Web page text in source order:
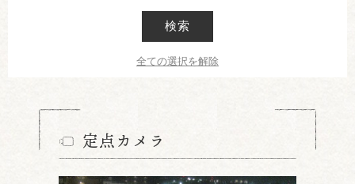
検索
全ての選択を解除
定点カメラ